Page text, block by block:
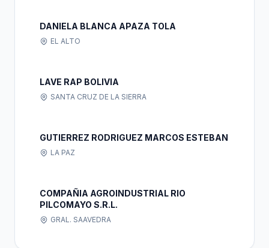
DANIELA BLANCA APAZA TOLA
EL ALTO
LAVE RAP BOLIVIA
SANTA CRUZ DE LA SIERRA
GUTIERREZ RODRIGUEZ MARCOS ESTEBAN
LA PAZ
COMPAÑIA AGROINDUSTRIAL RIO
PILCOMAYO S.R.L.
GRAL. SAAVEDRA